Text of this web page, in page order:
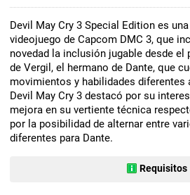
Devil May Cry 3 Special Edition es
videojuego de Capcom DMC 3, que
novedad la inclusión jugable desde el
de Vergil, el hermano de Dante, que
movimientos y habilidades diferentes
Devil May Cry 3 destacó por su
mejora en su vertiente técnica
por la posibilidad de alternar entre
diferentes para Dante.
Requisitos